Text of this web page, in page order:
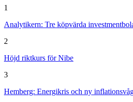
1
Analytikern: Tre köpvärda
2
Höjd riktkurs för Nibe
3
Hemberg: Energikris och ny